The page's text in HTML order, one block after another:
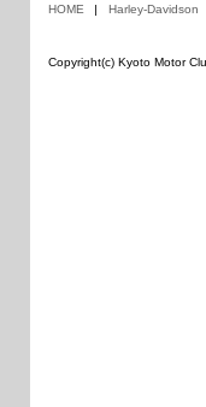
HOME Harley-Davidson
Copyright(c) Kyoto Motor